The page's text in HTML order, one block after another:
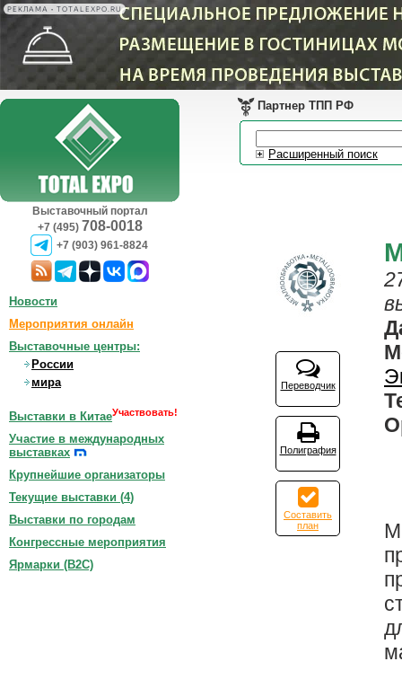
РЕКЛАМА • TOTALEXPO.RU
Выставочный портал
+7 (495) 708-0018
+7 (903) 961-8824
Партнер ТПП РФ
Расширенный поиск
Переводчик
Полиграфия
Составить
план
Новости
Мероприятия онлайн
Выставочные центры:
России
мира
Выставки в КитаеУчаствовать!
Участие в международных
выставках
Крупнейшие организаторы
Текущие выставки (4)
Выставки по городам
Конгрессные мероприятия
Ярмарки (B2C)